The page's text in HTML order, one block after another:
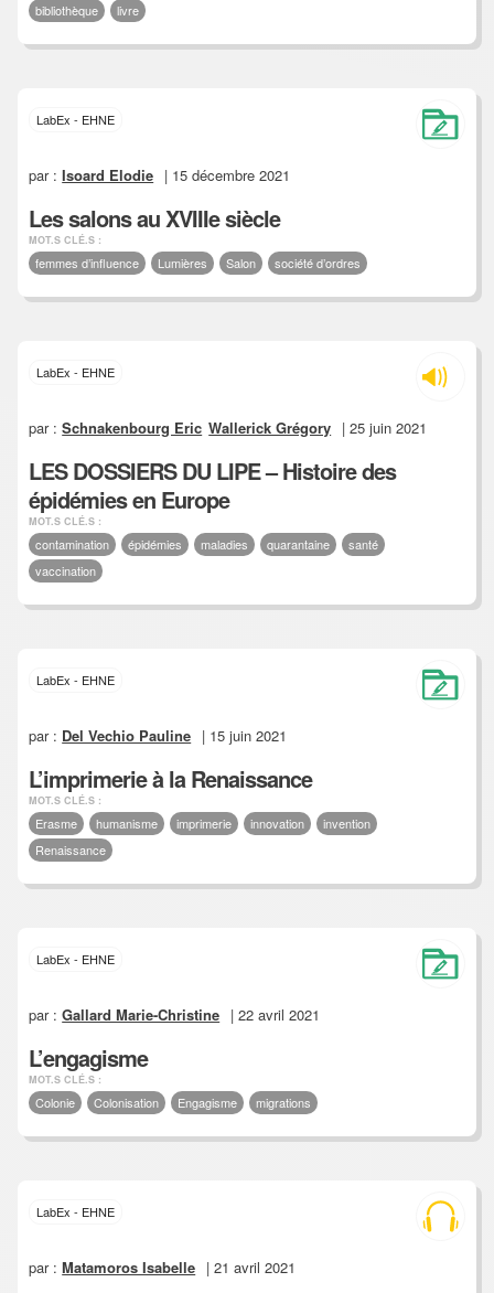
bibliothèque livre
LabEx - EHNE
par :Isoard Elodie | 15 décembre 2021
Les salons au XVIIIe siècle
MOT.S CLÉ.S :
femmes d’influence Lumières Salon société d’ordres
LabEx - EHNE
par :Schnakenbourg Eric Wallerick Grégory | 25 juin 2021
LES DOSSIERS DU LIPE – Histoire des
épidémies en Europe
MOT.S CLÉ.S :
contamination épidémies maladies quarantaine
santé
vaccination
LabEx - EHNE
par : Del Vechio Pauline | 15 juin 2021
L’imprimerie à la Renaissance
MOT.S CLÉ.S :
Erasme humanisme imprimerie innovation
invention
Renaissance
LabEx - EHNE
par :Gallard Marie-Christine | 22 avril 2021
L’engagisme
MOT.S CLÉ.S :
Colonie Colonisation Engagisme migrations
LabEx - EHNE
par :Matamoros Isabelle | 21 avril 2021